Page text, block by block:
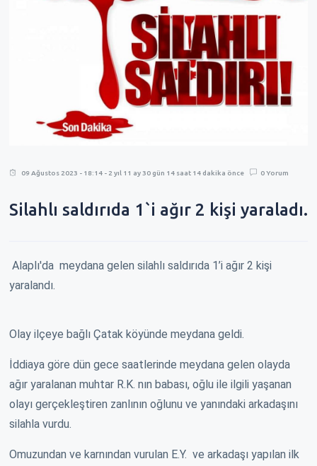
09 Ağustos 2023 - 18:14 - 2 yıl 11 ay 30 gün 14 saat 14 dakika önce 0 Yorum
Silahlı saldırıda 1`i ağır 2 kişi yaraladı.
Alaplı'da meydana gelen silahlı saldırıda 1’i ağır 2 kişi
yaralandı.
Olay ilçeye bağlı Çatak köyünde meydana geldi.
İddiaya göre dün gece saatlerinde meydana gelen olayda
ağır yaralanan muhtar R.K. nın babası, oğlu ile ilgili yaşanan
olayı gerçekleştiren zanlının oğlunu ve yanındaki arkadaşını
silahla vurdu.
Omuzundan ve karnından vurulan E.Y. ve arkadaşı yapılan ilk